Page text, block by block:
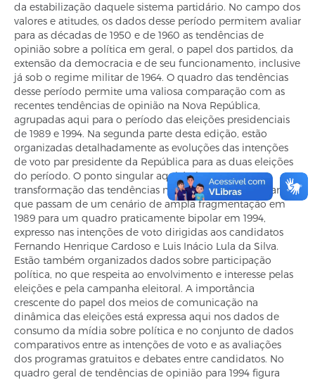
da estabilização daquele sistema partidário. No campo dos
valores e atitudes, os dados desse período permitem avaliar
para as décadas de 1950 e de 1960 as tendências de
opinião sobre a política em geral, o papel dos partidos, da
extensão da democracia e de seu funcionamento, inclusive
já sob o regime militar de 1964. O quadro das tendências
desse período permite uma valiosa comparação com as
recentes tendências de opinião na Nova República,
agrupadas aqui para o período das eleições presidenciais
de 1989 e 1994. Na segunda parte desta edição, estão
organizadas detalhadamente as evoluções das intenções
de voto par presidente da República para as duas eleições
do período. O ponto singular aqui é observar a
transformação das tendências no curto período de 5 anos,
que passam de um cenário de ampla fragmentação em
1989 para um quadro praticamente bipolar em 1994,
expresso nas intenções de voto dirigidas aos candidatos
Fernando Henrique Cardoso e Luis Inácio Lula da Silva.
Estão também organizados dados sobre participação
política, no que respeita ao envolvimento e interesse pelas
eleições e pela campanha eleitoral. A importância
crescente do papel dos meios de comunicação na
dinâmica das eleições está expressa aqui nos dados de
consumo da mídia sobre política e no conjunto de dados
comparativos entre as intenções de voto e as avaliações
dos programas gratuitos e debates entre candidatos. No
quadro geral de tendências de opinião para 1994 figura